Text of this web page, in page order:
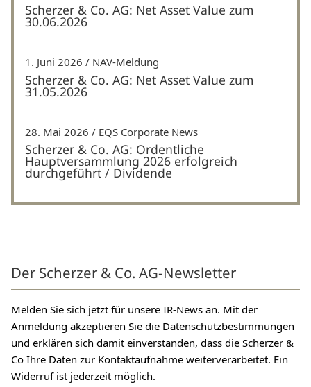
Scherzer & Co. AG: Net Asset Value zum
30.06.2026
1. Juni 2026 NAV-Meldung
Scherzer & Co. AG: Net Asset Value zum
31.05.2026
28. Mai 2026 EQS Corporate News
Scherzer & Co. AG: Ordentliche
Hauptversammlung 2026 erfolgreich
durchgeführt / Dividende
Der Scherzer & Co. AG-Newsletter
Melden Sie sich jetzt für unsere IR-News an. Mit der
Anmeldung akzeptieren Sie die Datenschutzbestimmungen
und erklären sich damit einverstanden, dass die Scherzer &
Co Ihre Daten zur Kontaktaufnahme weiterverarbeitet. Ein
Widerruf ist jederzeit möglich.